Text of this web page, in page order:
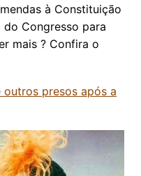
à Constituição
Congresso para
mais ? Confira o
outros presos após a